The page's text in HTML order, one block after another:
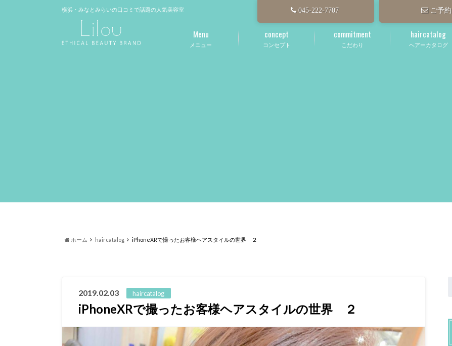
横浜・みなとみらいの口コミで話題の人気美容室 ご予約
045-222-7707
メニュー
Menu
コンセプト
concept
こだわり
commitment
ヘアーカタログ
haircatalog
ホーム haircatalog iPhoneXRで撮ったお客様ヘアスタイルの世界 ２
2019.02.03 haircatalog
iPhoneXRで撮ったお客様ヘアスタイルの世界 ２